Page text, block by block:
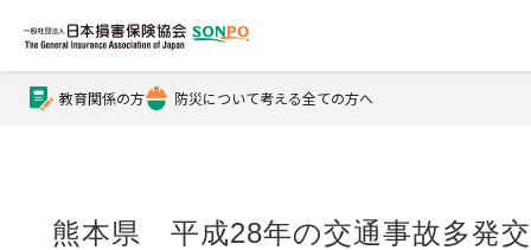
公式Xアカウント
教育関係の方 防災について考える全ての方へ
熊本県 平成28年の交通事故多発